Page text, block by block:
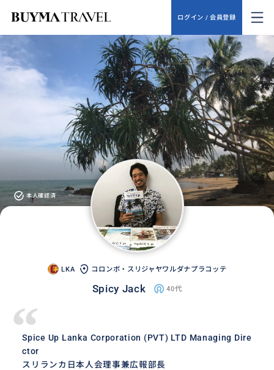
ログイン / 会員登録
本人確認済
LKA コロンボ・スリジャヤワルダナプラコッテ
Spicy Jack 40代
“
Spice Up Lanka Corporation (PVT) LTD Managing Dire
ctor
スリランカ日本人会理事兼広報部長